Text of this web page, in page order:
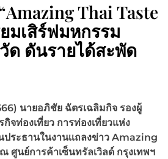
Thai Taste
มเสิร์ฟมหกรรม
ด ดันรายได้สะพัด
นายอภิชัย ฉัตรเฉลิมกิจ รองผู้
จท่องเที่ยว การท่องเที่ยวแห่ง
ระธานในงานเเถลงข่าว Amazing
ศูนย์การค้าเซ็นทรัลเวิลด์ กรุงเทพฯ